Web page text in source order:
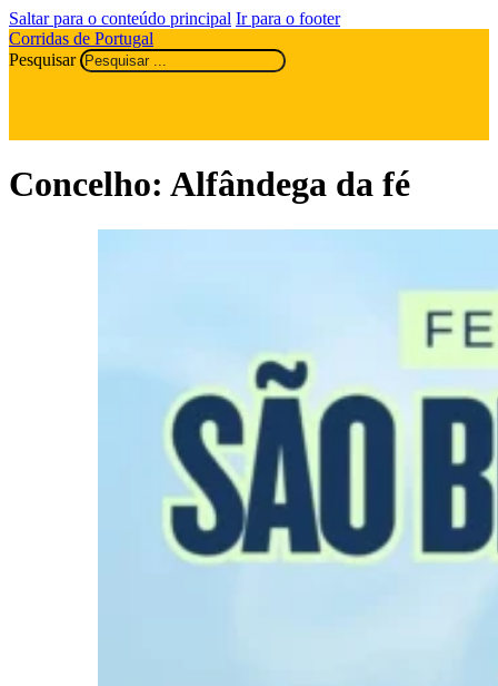
Saltar para o conteúdo principal Ir para o footer
Corridas de Portugal
Pesquisar
Concelho: Alfândega da fé